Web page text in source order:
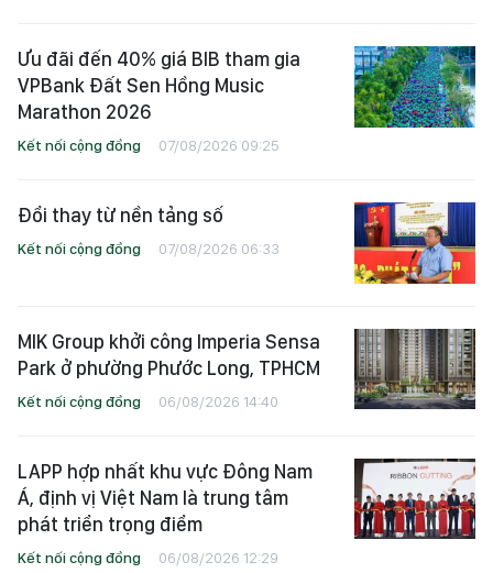
Ưu đãi đến 40% giá BIB tham gia
VPBank Đất Sen Hồng Music
Marathon 2026
Kết nối cộng đồng 07/08/2026 09:25
Đổi thay từ nền tảng số
Kết nối cộng đồng 07/08/2026 06:33
MIK Group khởi công Imperia Sensa
Park ở phường Phước Long, TPHCM
Kết nối cộng đồng 06/08/2026 14:40
LAPP hợp nhất khu vực Đông Nam
Á, định vị Việt Nam là trung tâm
phát triển trọng điểm
Kết nối cộng đồng 06/08/2026 12:29